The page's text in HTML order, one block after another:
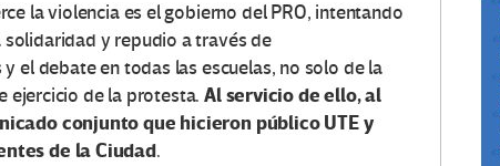
la violencia es el gobierno del PRO, intentando
y repudio a través de
el debate en todas las escuelas, no solo de la
ejercicio de la protesta.Al servicio de ello, al
conjunto que hicieron público UTE y
de la Ciudad.